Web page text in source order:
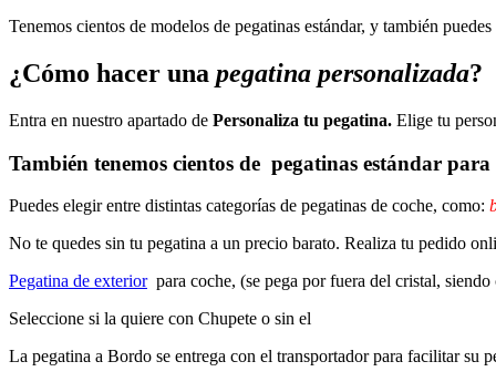
Tenemos cientos de modelos de pegatinas estándar, y también
¿Cómo hacer una pegatina personalizada?
Entra en nuestro apartado de Personaliza tu pegatina. Elige tu
También tenemos cientos de pegatinas estándar para
Puedes elegir entre distintas categorías de pegatinas de coche, como:
No te quedes sin tu pegatina a un precio barato. Realiza tu pedido
Pegatina de exteriorpara coche, (se pega por fuera del cristal,
Seleccione si la quiere con Chupete o sin el
La pegatina a Bordo se entrega con el transportador para facilitar su